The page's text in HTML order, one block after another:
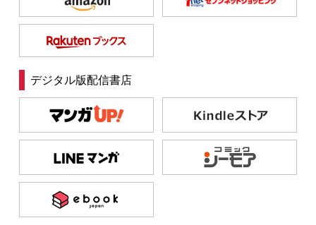
デジタル版配信書店